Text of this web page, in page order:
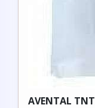
AVENTAL TNT